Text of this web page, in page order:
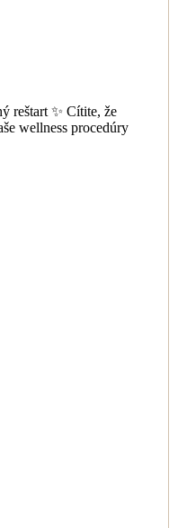
reštart ✨ Cítite, že
wellness procedúry